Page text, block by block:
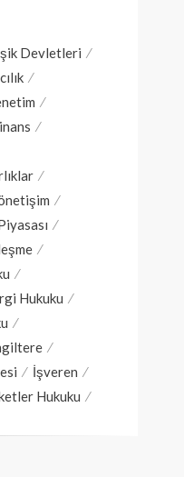
Devletleri
Hukuku
İşveren
Hukuku